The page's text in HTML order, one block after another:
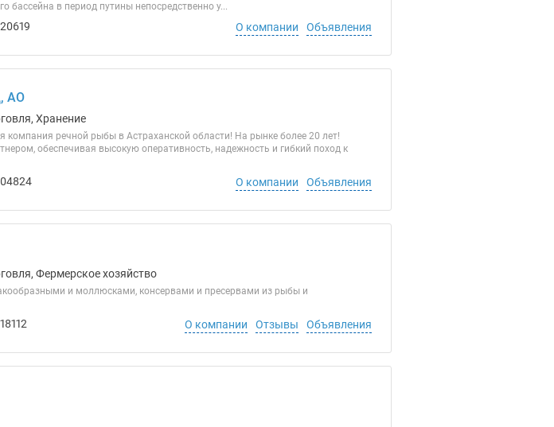
бассейна в период путины непосредственно у...
О компании Объявления
АО
Хранение
речной рыбы в Астраханской области! На рынке более 20 лет!
обеспечивая высокую оперативность, надежность и гибкий поход к
О компании Объявления
всего и сегодня
Фермерское хозяйство
и моллюсками, консервами и пресервами из рыбы и
О компании Отзывы Объявления